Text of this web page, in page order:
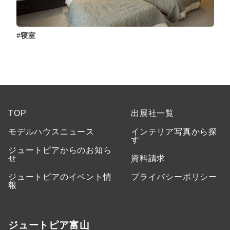
寝室
TOP
モデルハウスニュース
ジュートピアからのお知ら
せ
ジュートピアのイベント情
報
出展社一覧
インテリア写真から探
す
資料請求
プライバシーポリシー
ジュートピア富山